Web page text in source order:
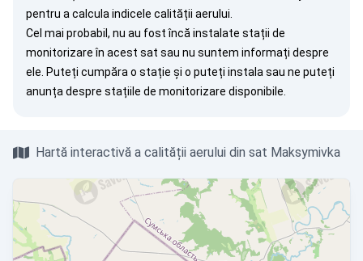
pentru a calcula indicele calității aerului.
Cel mai probabil, nu au fost încă instalate stații de
monitorizare în acest sat sau nu suntem informați despre
ele. Puteți cumpăra o stație și o puteți instala sau ne puteți
anunța despre stațiile de monitorizare disponibile.
Hartă interactivă a calității aerului din sat Maksymivka